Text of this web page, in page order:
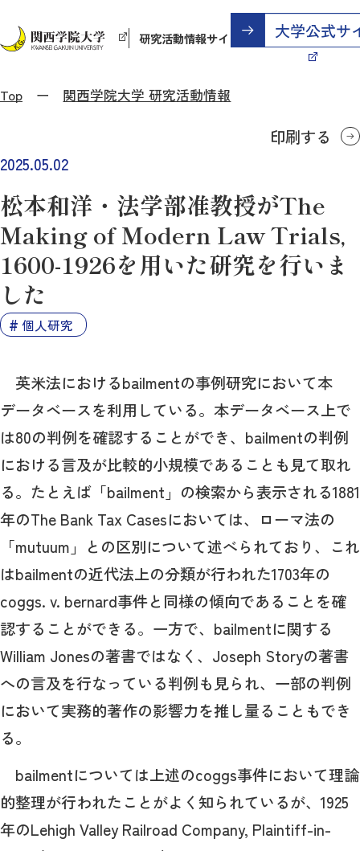
研究活動情報サイト
Top 関西学院大学 研究活動情報
印刷する
2025.05.02
松本和洋・法学部准教授がThe
Making of Modern Law Trials,
1600-1926を用いた研究を行いま
した
個人研究
英米法におけるbailmentの事例研究において本
データベースを利用している。本データベース上で
は80の判例を確認することができ、bailmentの判例
における言及が比較的小規模であることも見て取れ
る。たとえば「bailment」の検索から表示される1881
年のThe Bank Tax Casesにおいては、ローマ法の
「mutuum」との区別について述べられており、これ
はbailmentの近代法上の分類が行われた1703年の
coggs. v. bernard事件と同様の傾向であることを確
認することができる。一方で、bailmentに関する
William Jonesの著書ではなく、Joseph Storyの著書
への言及を行なっている判例も見られ、一部の判例
において実務的著作の影響力を推し量ることもでき
る。
bailmentについては上述のcoggs事件において理論
的整理が行われたことがよく知られているが、1925
年のLehigh Valley Railroad Company, Plaintiff-in-